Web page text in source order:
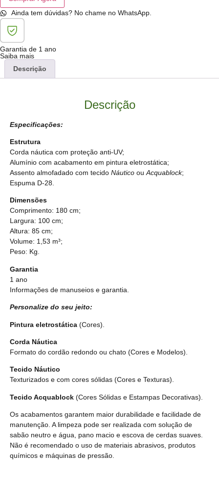
Ainda tem dúvidas? No chame no WhatsApp.
Garantia de 1 ano
Saiba mais
Descrição
Descrição
Especificações:
Estrutura
Corda náutica com proteção anti-UV;
Alumínio com acabamento em pintura eletrostática;
Assento almofadado com tecido Náutico ou Acquablock;
Espuma D-28.
Dimensões
Comprimento: 180 cm;
Largura: 100 cm;
Altura: 85 cm;
Volume: 1,53 m³;
Peso: Kg.
Garantia
1 ano
Informações de manuseios e garantia.
Personalize do seu jeito:
Pintura eletrostática (Cores).
Corda Náutica
Formato do cordão redondo ou chato (Cores e Modelos).
Tecido Náutico
Texturizados e com cores sólidas (Cores e Texturas).
Tecido Acquablock (Cores Sólidas e Estampas Decorativas).
Os acabamentos garantem maior durabilidade e facilidade de
manutenção. A limpeza pode ser realizada com solução de
sabão neutro e água, pano macio e escova de cerdas suaves.
Não é recomendado o uso de materiais abrasivos, produtos
químicos e máquinas de pressão.